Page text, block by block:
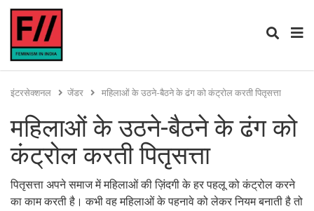
इंटरसेक्शनल जेंडर महिलाओं के उठने-बैठने के ढंग को कंट्रोल करती पितृसत्ता
महिलाओं के उठने-बैठने के ढंग को
कंट्रोल करती पितृसत्ता
पितृसत्ता अपने समाज में महिलाओं की ज़िंदगी के हर पहलू को कंट्रोल करने
का काम करती है। कभी वह महिलाओं के पहनावे को लेकर नियम बनाती है तो